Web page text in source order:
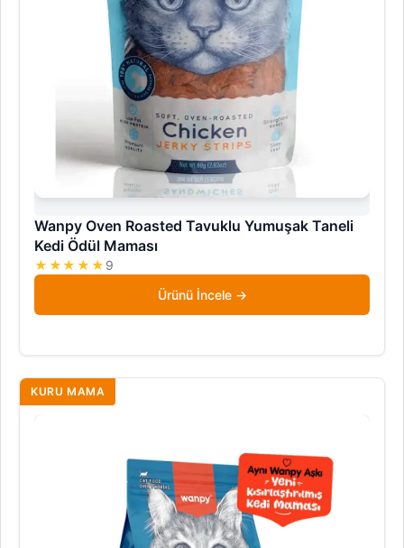
Wanpy Oven Roasted Tavuklu Yumuşak Taneli
Kedi Ödül Maması
★★★★★ 9
Ürünü İncele
KURU MAMA